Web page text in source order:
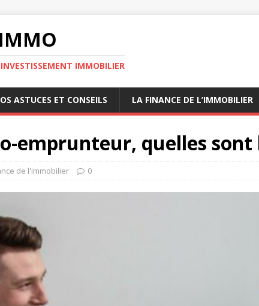
IMMOBILIER
ASTUCES ET CONSEILS LA FINANCE DE L’IMMOBILIER
emprunteur, quelles sont
de l'immobilier 0